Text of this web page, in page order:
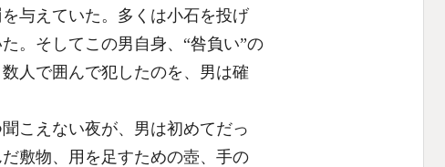
与えていた。多くは小石を投げ
。そしてこの男自身、“咎負い”の
人で囲んで犯したのを、男は確
こえない夜が、男は初めてだっ
敷物、用を足すための壺、手の